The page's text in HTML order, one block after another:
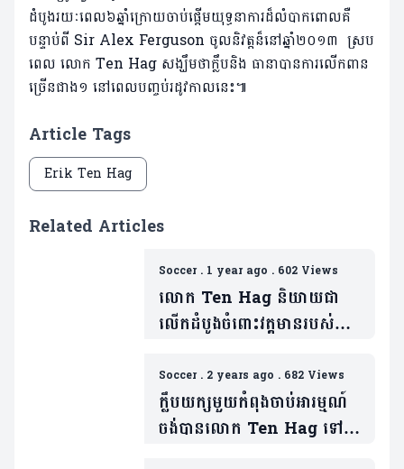
ដំបូងរយៈពេល៦ឆ្នាំក្រោយចាប់ផ្តើមយុទ្ធនាការដ៏លំបាកពោលគឺ
បន្ទាប់ពី Sir Alex Ferguson ចូលនិវត្តន៏នៅឆ្នាំ២០១៣ ស្រប
ពេល លោក Ten Hag ​សង្ឃឹម​ថា​ក្លឹបនិង ធានាបានការលើកពាន
ច្រើនជាង១ នៅពេលបញ្ចប់រដូវកាលនេះ៕
Article Tags
Erik Ten Hag
Related Articles
Soccer. 1 year ago . 602 Views
លោក Ten Hag និយាយជា
លើកដំបូងចំពោះវត្តមានរបស់
Utd
Soccer. 2 years ago . 682 Views
ក្លឹបយក្សមួយកំពុងចាប់អារម្មណ៍
ចង់បានលោក Ten Hag ទៅ